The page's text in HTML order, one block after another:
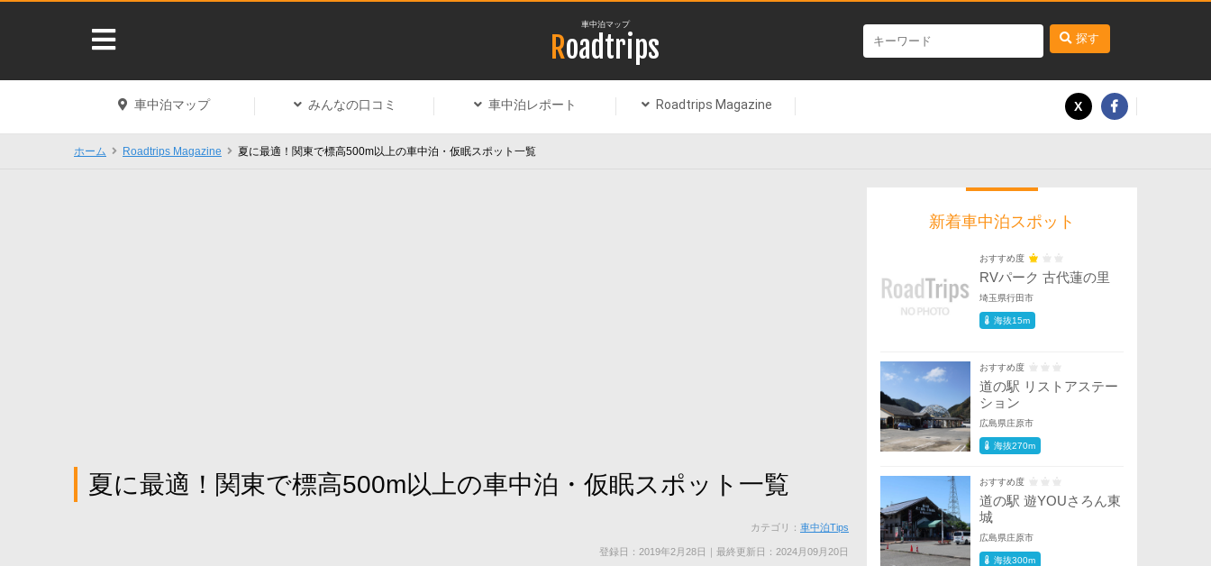
車中泊マップ
Roadtrips 探す
車中泊マップ みんなの口コミ 車中泊レポート Roadtrips Magazine
ホーム Roadtrips Magazine 夏に最適！関東で標高500m以上の車中泊・仮眠スポット一覧
夏に最適！関東で標高500m以上の車中泊・仮眠スポット一覧
カテゴリ： 車中泊Tips
登録日：2019年2月28日｜最終更新日：2024月09月20日
新着車中泊スポット
おすすめ度
RVパーク 古代蓮の里
埼玉県行田市
海抜15m
おすすめ度
道の駅 リストアステー
ション
広島県庄原市
海抜270m
おすすめ度
道の駅 遊YOUさろん東
城
広島県庄原市
海抜300m